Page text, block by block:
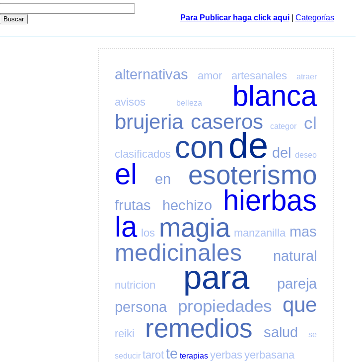
Para Publicar haga click aqui| Categorías
alternativas amor artesanales atraer
avisos belleza blanca
brujeria caseros categor cl
clasificados con de del deseo
el en esoterismo
frutas hechizo
hierbas
la los magia manzanilla mas
medicinales natural
nutricion para
pareja
persona
propiedades que
reiki remedios salud se
seducir tarotte terapias yerbas yerbasana